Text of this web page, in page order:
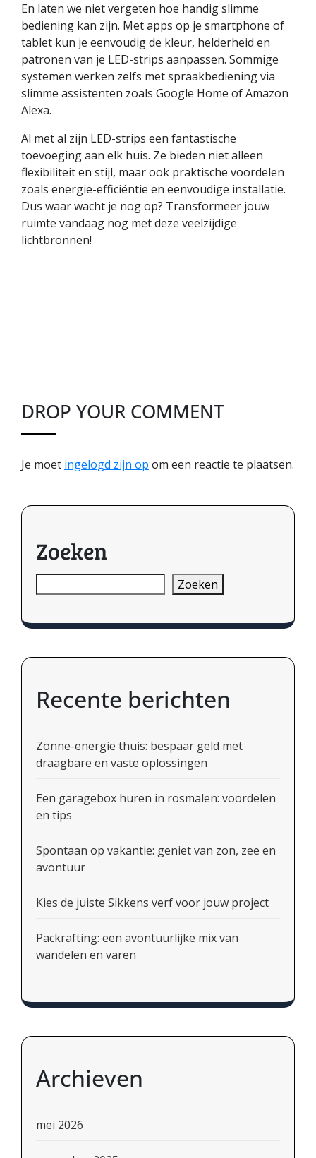
En laten we niet vergeten hoe handig slimme
bediening kan zijn. Met apps op je smartphone of
tablet kun je eenvoudig de kleur, helderheid en
patronen van je LED-strips aanpassen. Sommige
systemen werken zelfs met spraakbediening via
slimme assistenten zoals Google Home of Amazon
Alexa.
Al met al zijn LED-strips een fantastische
toevoeging aan elk huis. Ze bieden niet alleen
flexibiliteit en stijl, maar ook praktische voordelen
zoals energie-efficiëntie en eenvoudige installatie.
Dus waar wacht je nog op? Transformeer jouw
ruimte vandaag nog met deze veelzijdige
lichtbronnen!
DROP YOUR COMMENT
Je moet ingelogd zijn op om een reactie te plaatsen.
Zoeken
Zoeken
Recente berichten
Zonne-energie thuis: bespaar geld met
draagbare en vaste oplossingen
Een garagebox huren in rosmalen: voordelen
en tips
Spontaan op vakantie: geniet van zon, zee en
avontuur
Kies de juiste Sikkens verf voor jouw project
Packrafting: een avontuurlijke mix van
wandelen en varen
Archieven
mei 2026